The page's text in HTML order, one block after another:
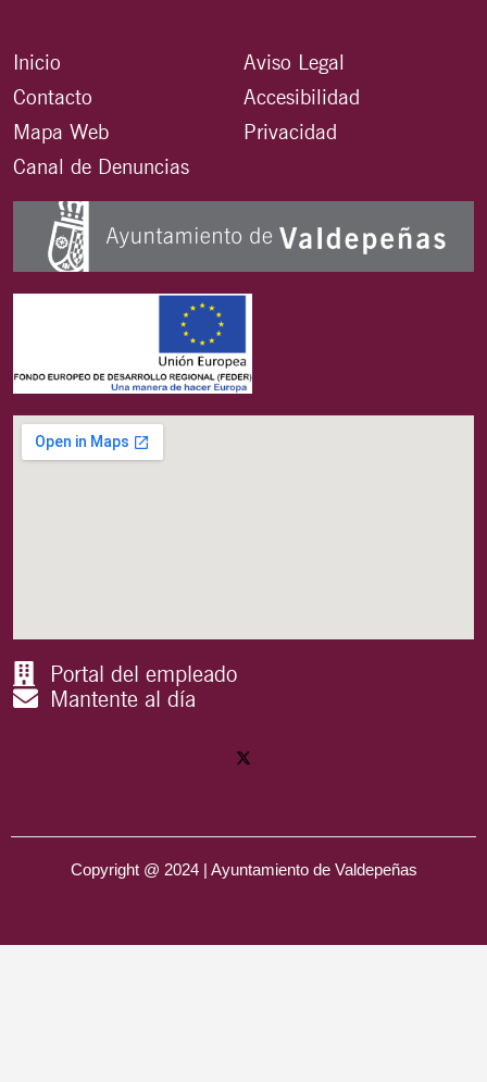
Inicio
Contacto
Mapa Web
Canal de Denuncias
Aviso Legal
Accesibilidad
Privacidad
Portal del empleado
Mantente al día
Copyright @ 2024 | Ayuntamiento de Valdepeñas